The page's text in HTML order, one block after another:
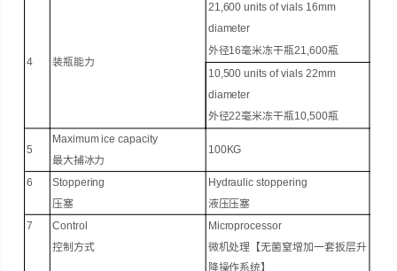
4 装瓶能力
21,600 units of vials 16mm
diameter
外径16毫米冻干瓶21,600瓶
10, 500 units of vials 22mm
diameter
外径22毫米冻干瓶10,500瓶
5
Maximum ice capacity
最大捕冰力
100KG
6
Stoppering
压塞
Hydraulic stoppering
液压压塞
7
Control
控制方式
Microprocessor
微机处理【无菌窒增加一套扳层升
降操作系统】